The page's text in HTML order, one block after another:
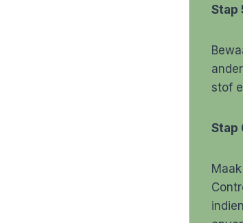
Stap
stof
Stap